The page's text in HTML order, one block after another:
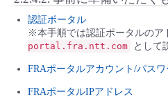
認証ポータル
※本手順では認証ポータルのア
portal.fra.ntt.com
として
FRAポータルアカウント/パスワ
FRAポータルIPアドレス